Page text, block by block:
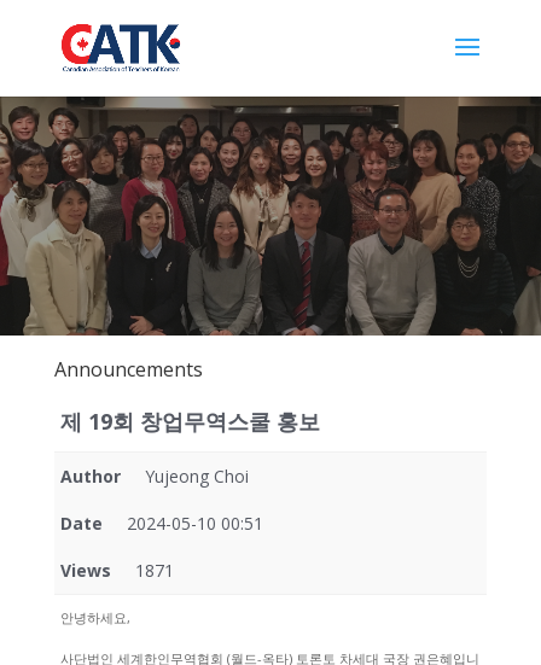
Announcements
제 19회 창업무역스쿨 홍보
Author Yujeong Choi
Date 2024-05-10 00:51
Views 1871
안녕하세요,
사단법인 세계한인무역협회 (월드-옥타) 토론토 차세대 국장 권은혜입니